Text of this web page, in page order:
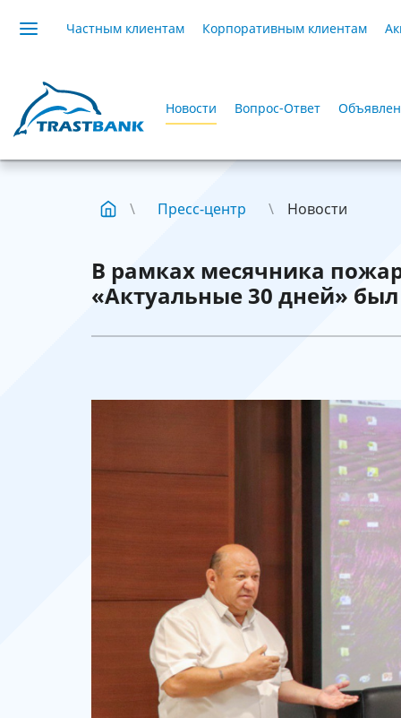
Частным клиентам Корпоративным клиентам
Новости Вопрос-Ответ
Пресс-центр Новости
В рамках месячника
«Актуальные 30 дней»